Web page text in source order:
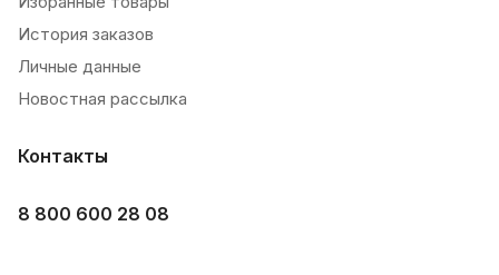
История заказов
Личные данные
Новостная рассылка
Контакты
8 800 600 28 08